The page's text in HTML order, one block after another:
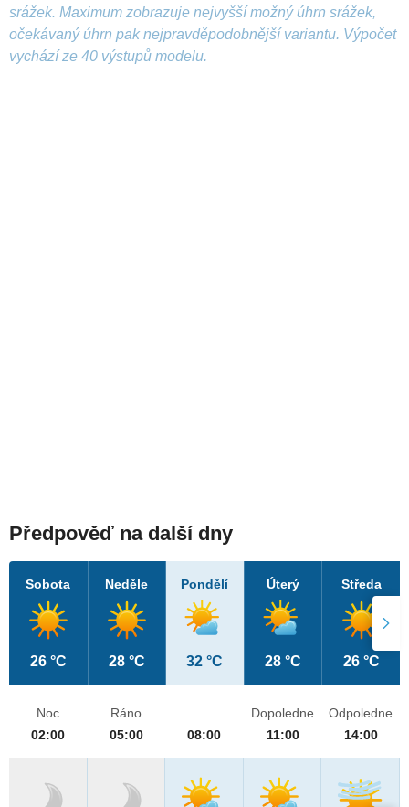
srážek. Maximum zobrazuje nejvyšší možný úhrn srážek,
očekávaný úhrn pak nejpravděpodobnější variantu. Výpočet
vychází ze 40 výstupů modelu.
Předpověď na další dny
Sobota
26 °C
Neděle
28 °C
Pondělí
32 °C
Úterý
28 °C
Středa
26 °C
Noc
02:00
Ráno
05:00
08:00
Dopoledne
11:00
Odpoledne
14:00